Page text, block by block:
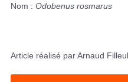
Nom : Odobenus rosmarus
Article réalisé par Arnaud Filleul.